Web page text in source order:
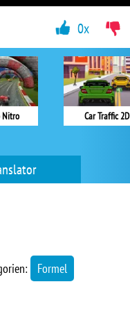
Nitro Car Traffic 2D
0x
Formel